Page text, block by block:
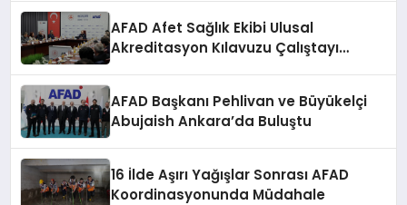
AFAD Afet Sağlık Ekibi Ulusal
Akreditasyon Kılavuzu Çalıştayı
AFAD Başkanı Pehlivan ve Büyükelçi
Abujaish Ankara’da Buluştu
16 İlde Aşırı Yağışlar Sonrası AFAD
Koordinasyonunda Müdahale